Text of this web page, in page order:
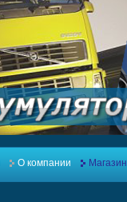
О компании Магазин